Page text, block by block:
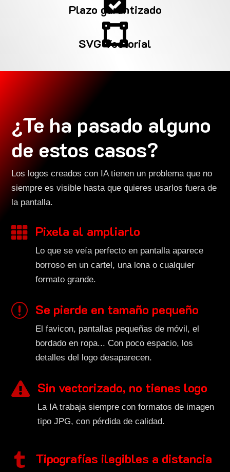
Plazo garantizado

SVG Vectorial
¿Te ha pasado alguno
de estos casos?
Los logos creados con IA tienen un problema que no
siempre es visible hasta que quieres usarlos fuera de
la pantalla.
 Pixela al ampliarlo
Lo que se veía perfecto en pantalla aparece
borroso en un cartel, una lona o cualquier
formato grande.
r Se pierde en tamaño pequeño
El favicon, pantallas pequeñas de móvil, el
bordado en ropa... Con poco espacio, los
detalles del logo desaparecen.
 Sin vectorizado, no tienes logo
La IA trabaja siempre con formatos de imagen
tipo JPG, con pérdida de calidad.
 Tipografías ilegibles a distancia